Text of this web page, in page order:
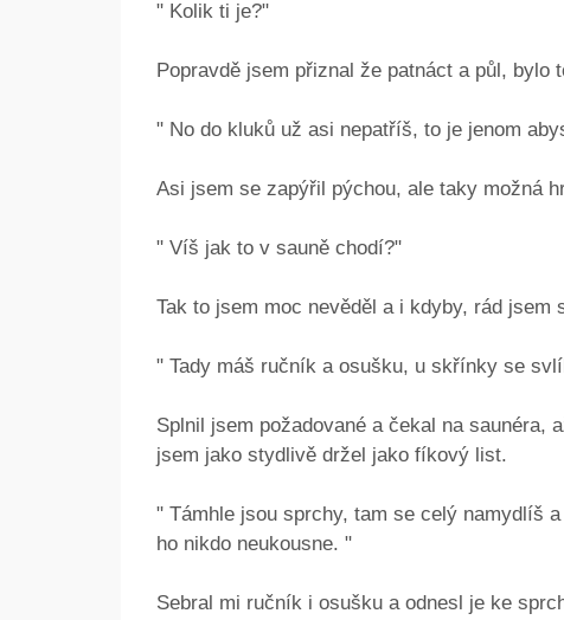
" Kolik ti je?"
Popravdě jsem přiznal že patnáct a půl, bylo
" No do kluků už asi nepatříš, to je jenom
Asi jsem se zapýřil pýchou, ale taky možná
" Víš jak to v sauně chodí?"
Tak to jsem moc nevěděl a i kdyby, rád jsem
" Tady máš ručník a osušku, u skřínky se
Splnil jsem požadované a čekal na saunéra,
jsem jako stydlivě držel jako fíkový list.
" Támhle jsou sprchy, tam se celý namydlíš
ho nikdo neukousne. "
Sebral mi ručník i osušku a odnesl je ke